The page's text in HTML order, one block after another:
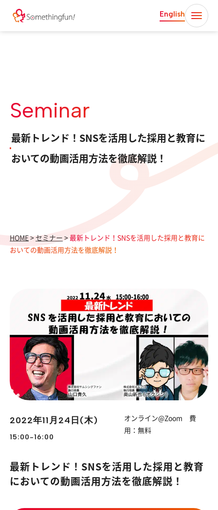
English
Seminar
最新トレンド！SNSを活用した採用と教育に
おいての動画活用方法を徹底解説！
HOME > セミナー > 最新トレンド！SNSを活用した採用と教育に
おいての動画活用方法を徹底解説！
2022年11月24日(木)
15:00-16:00
オンライン@Zoom 費
用：無料
最新トレンド！SNSを活用した採用と教育
においての動画活用方法を徹底解説！